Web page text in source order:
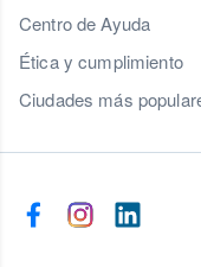
Centro de Ayuda
Ética y cumplimiento
Ciudades más